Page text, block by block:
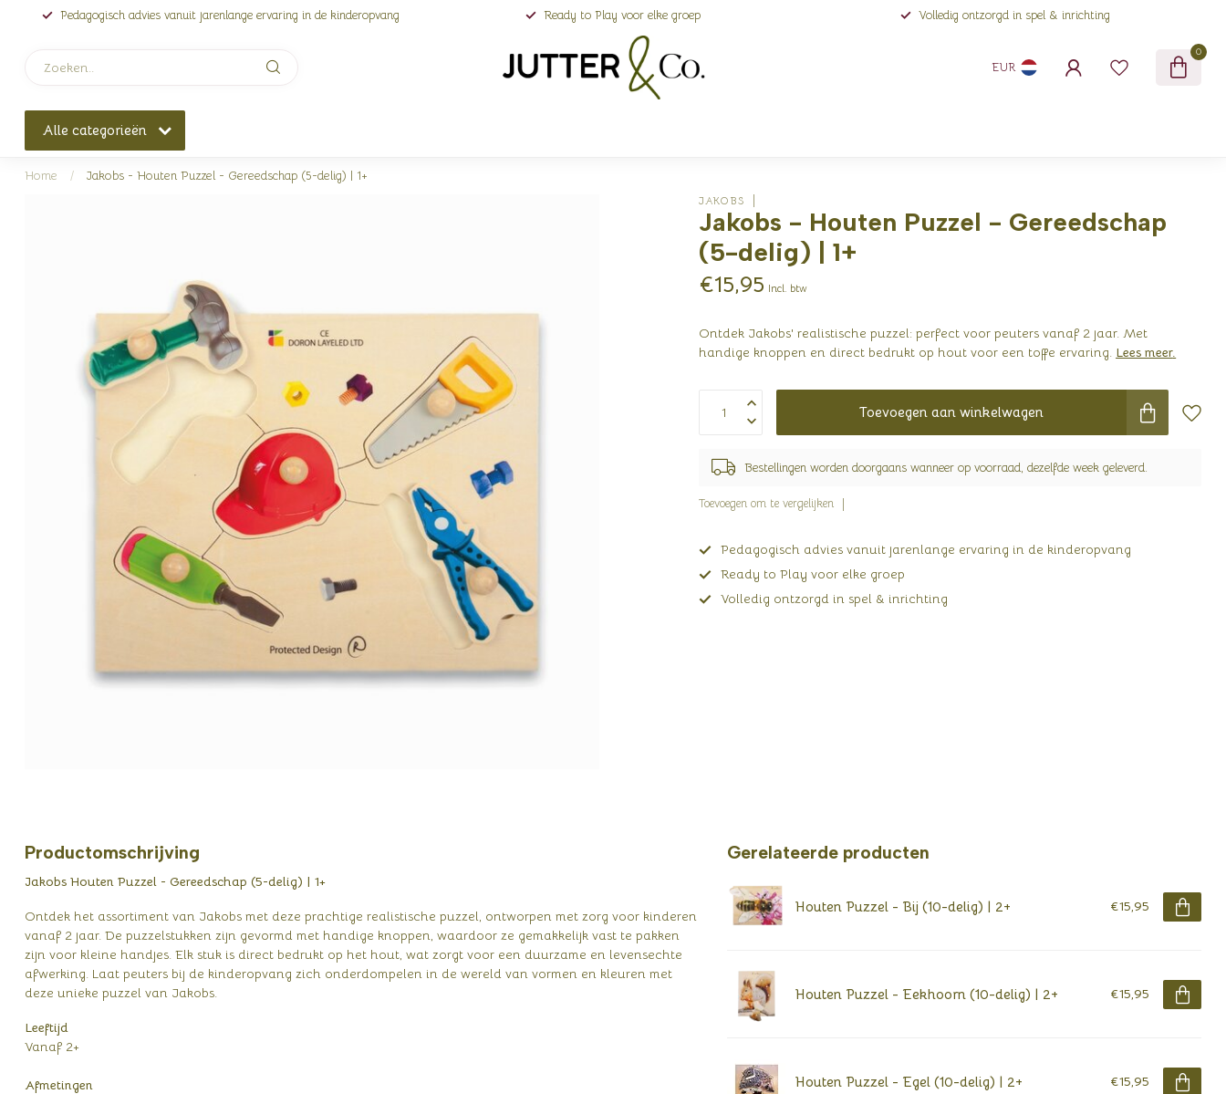
Pedagogisch advies vanuit jarenlange ervaring in de kinderopvang Ready to Play voor elke groep Volledig ontzorgd in spel & inrichting
EUR
0
Alle categorieën
Home / Jakobs - Houten Puzzel - Gereedschap (5-delig) | 1+
JAKOBS
Jakobs - Houten Puzzel - Gereedschap
(5-delig) | 1+
€15,95 Incl. btw
Ontdek Jakobs' realistische puzzel: perfect voor peuters vanaf 2 jaar. Met
handige knoppen en direct bedrukt op hout voor een toffe ervaring. Lees meer.
Toevoegen aan winkelwagen
Bestellingen worden doorgaans wanneer op voorraad, dezelfde week geleverd.
Toevoegen om te vergelijken
Pedagogisch advies vanuit jarenlange ervaring in de kinderopvang
Ready to Play voor elke groep
Volledig ontzorgd in spel & inrichting
Productomschrijving
Jakobs Houten Puzzel - Gereedschap (5-delig) | 1+
Ontdek het assortiment van Jakobs met deze prachtige realistische puzzel, ontworpen met zorg voor kinderen
vanaf 2 jaar. De puzzelstukken zijn gevormd met handige knoppen, waardoor ze gemakkelijk vast te pakken
zijn voor kleine handjes. Elk stuk is direct bedrukt op het hout, wat zorgt voor een duurzame en levensechte
afwerking. Laat peuters bij de kinderopvang zich onderdompelen in de wereld van vormen en kleuren met
deze unieke puzzel van Jakobs.
Leeftijd
Vanaf 2+
Afmetingen
Gerelateerde producten
Houten Puzzel - Bij (10-delig) | 2+ €15,95
Houten Puzzel - Eekhoorn (10-delig) | 2+ €15,95
Houten Puzzel - Egel (10-delig) | 2+ €15,95